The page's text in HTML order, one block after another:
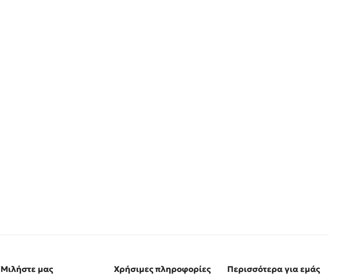
Μιλήστε μας Χρήσιμες πληροφορίες Περισσότερα για εμάς